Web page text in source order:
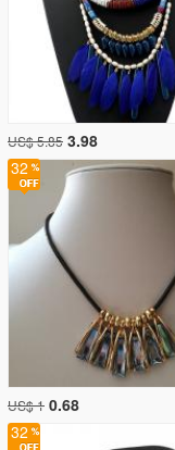
US$ 5.85 3.98
32
US$ 1 0.68
32